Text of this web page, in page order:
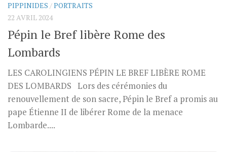
PIPPINIDES /PORTRAITS
22 AVRIL 2024
Pépin le Bref libère Rome des
Lombards
LES CAROLINGIENS PÉPIN LE BREF LIBÈRE ROME
DES LOMBARDS Lors des cérémonies du
renouvellement de son sacre, Pépin le Bref a promis au
pape Étienne II de libérer Rome de la menace
Lombarde....